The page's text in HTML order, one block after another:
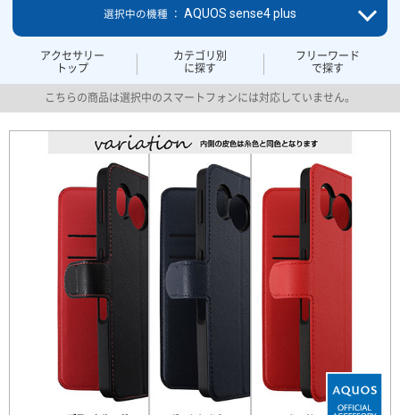
アクセサリー
トップ
カテゴリ別
に探す
フリーワード
で探す
選択中の機種 ： AQUOS sense4 plus
こちらの商品は選択中のスマートフォンには対応していません。